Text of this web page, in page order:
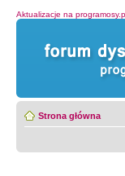
Aktualizacje na
Strona główna